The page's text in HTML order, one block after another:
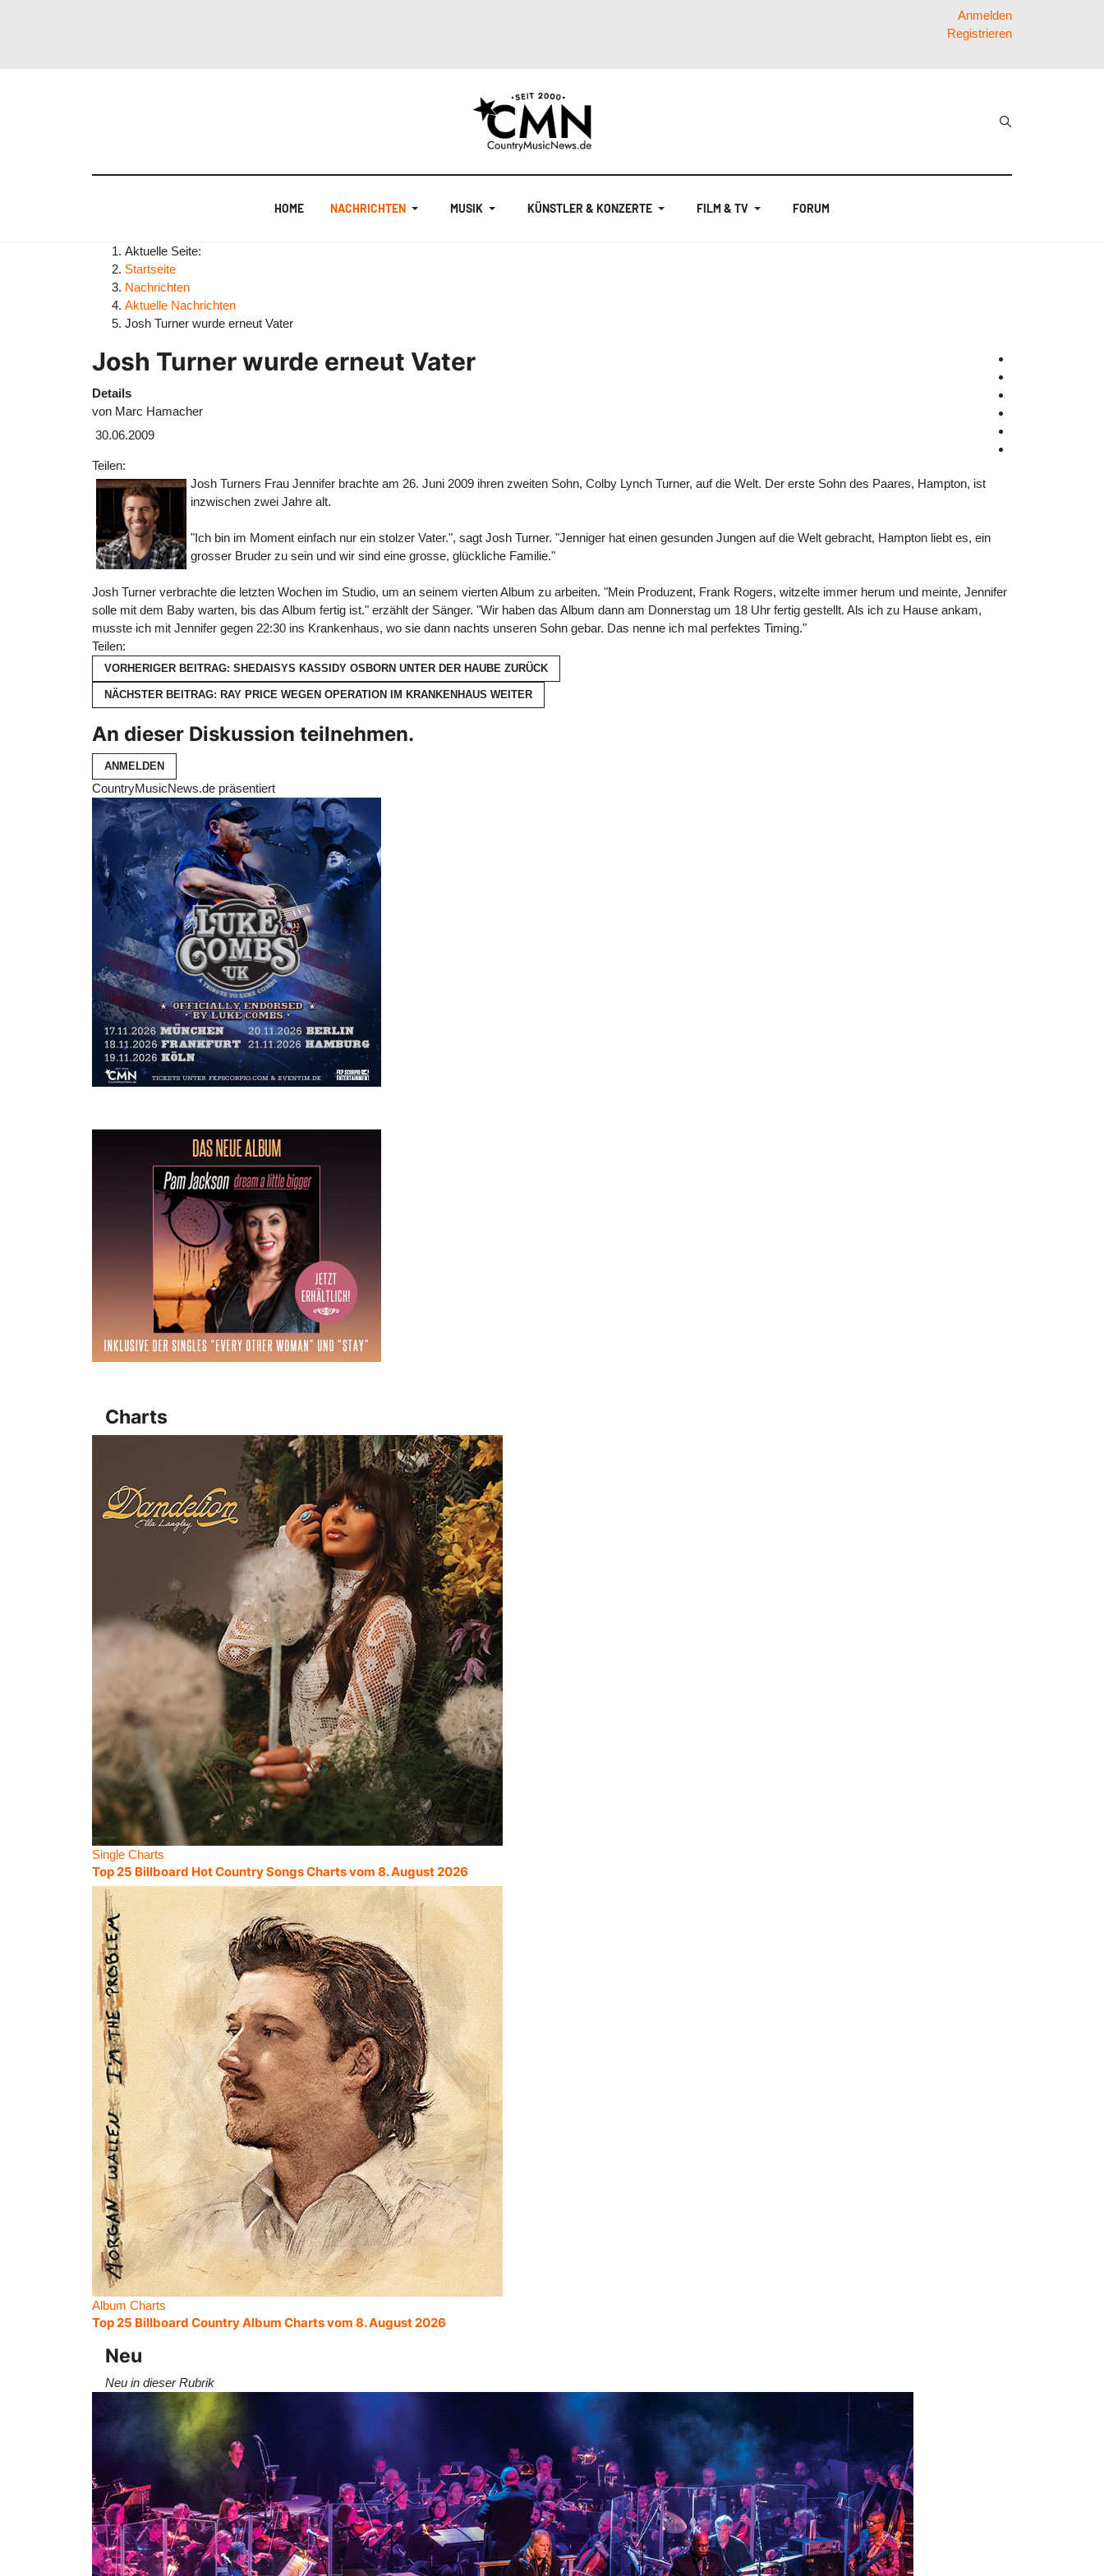
Anmelden
Registrieren
HOME NACHRICHTEN MUSIK KÜNSTLER & KONZERTE FILM & TV FORUM
Aktuelle Seite:
Startseite
Nachrichten
Aktuelle Nachrichten
Josh Turner wurde erneut Vater
Josh Turner wurde erneut Vater
Details
von Marc Hamacher
30.06.2009
Teilen:
Josh Turners Frau Jennifer brachte am 26. Juni 2009 ihren zweiten Sohn, Colby Lynch Turner, auf die Welt. Der erste Sohn des Paares, Hampton, ist
inzwischen zwei Jahre alt.
"Ich bin im Moment einfach nur ein stolzer Vater.", sagt Josh Turner. "Jenniger hat einen gesunden Jungen auf die Welt gebracht, Hampton liebt es, ein
grosser Bruder zu sein und wir sind eine grosse, glückliche Familie."
Josh Turner verbrachte die letzten Wochen im Studio, um an seinem vierten Album zu arbeiten. "Mein Produzent, Frank Rogers, witzelte immer herum und meinte, Jennifer
solle mit dem Baby warten, bis das Album fertig ist." erzählt der Sänger. "Wir haben das Album dann am Donnerstag um 18 Uhr fertig gestellt. Als ich zu Hause ankam,
musste ich mit Jennifer gegen 22:30 ins Krankenhaus, wo sie dann nachts unseren Sohn gebar. Das nenne ich mal perfektes Timing."
Teilen:
VORHERIGER BEITRAG: SHEDAISYS KASSIDY OSBORN UNTER DER HAUBE ZURÜCK
NÄCHSTER BEITRAG: RAY PRICE WEGEN OPERATION IM KRANKENHAUS WEITER
An dieser Diskussion teilnehmen.
ANMELDEN
CountryMusicNews.de präsentiert
Charts
Single Charts
Top 25 Billboard Hot Country Songs Charts vom 8. August 2026
Album Charts
Top 25 Billboard Country Album Charts vom 8. August 2026
Neu
Neu in dieser Rubrik